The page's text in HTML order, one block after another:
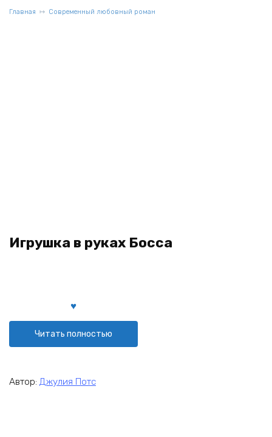
Главная Современный любовный роман
Игрушка в руках Босса
Читать полностью
Автор: Джулия Потс